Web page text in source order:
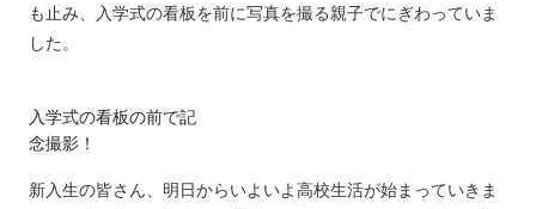
も止み、入学式の看板を前に写真を撮る親子でにぎわっていま
した。
入学式の看板の前で記
念撮影！
新入生の皆さん、明日からいよいよ高校生活が始まっていきま